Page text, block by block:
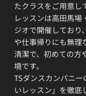
たクラスをご用意し
レッスンは高田馬場
ジオで開催しており
や仕事帰りにも無理
清潔で、初めての方
境です。
TSダンスカンパニ
いレッスン」を徹底